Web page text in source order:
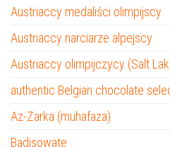
Austriaccy medaliści olimpijscy
Austriaccy narciarze alpejscy
Austriaccy olimpijczycy (Salt
authentic Belgian chocolate
Az-Zarka (muhafaza)
Badisowate